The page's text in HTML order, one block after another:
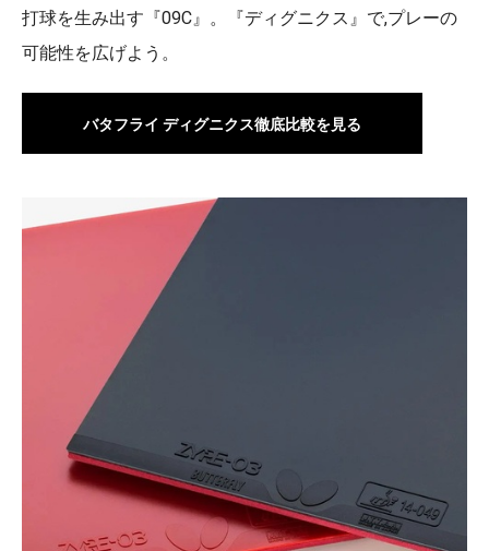
打球を生み出す『09C』。『ディグニクス』で,プレーの
可能性を広げよう。
バタフライ ディグニクス徹底比較を見る